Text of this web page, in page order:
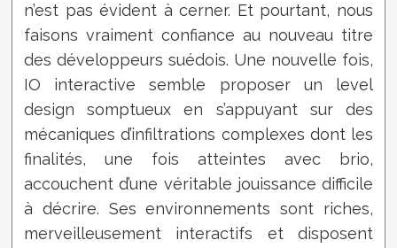
n’est pas évident à cerner. Et pourtant, nous
faisons vraiment confiance au nouveau titre
des développeurs suédois. Une nouvelle fois,
IO interactive semble proposer un level
design somptueux en s’appuyant sur des
mécaniques d’infiltrations complexes dont les
finalités, une fois atteintes avec brio,
accouchent d’une véritable jouissance difficile
à décrire. Ses environnements sont riches,
merveilleusement interactifs et disposent